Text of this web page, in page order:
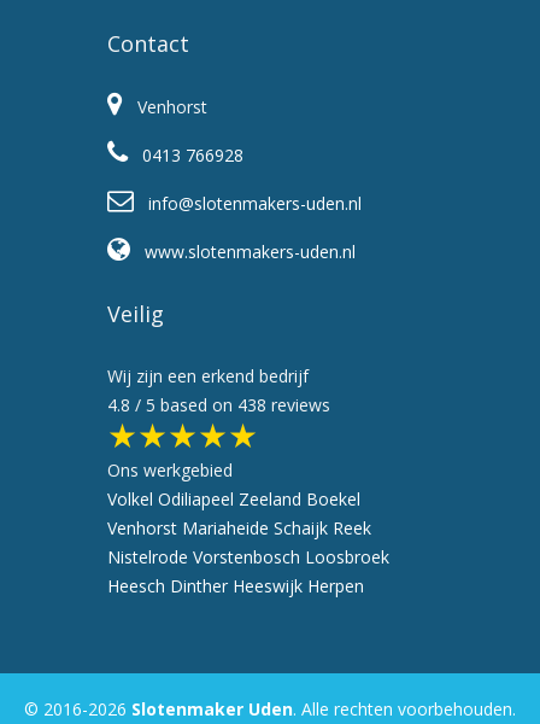
Contact
Venhorst
0413 766928
info@slotenmakers-uden.nl
www.slotenmakers-uden.nl
Veilig
Wij zijn een erkend bedrijf
4.8 / 5 based on 438 reviews
★★★★★
Ons werkgebied
Volkel Odiliapeel Zeeland Boekel
Venhorst Mariaheide Schaijk Reek
Nistelrode Vorstenbosch Loosbroek
Heesch Dinther Heeswijk Herpen
© 2016-2026 Slotenmaker Uden. Alle rechten voorbehouden.